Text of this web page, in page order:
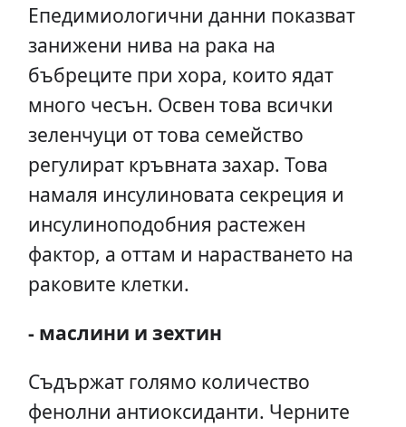
Епедимиологични данни показват
занижени нива на рака на
бъбреците при хора, които ядат
много чесън. Освен това всички
зеленчуци от това семейство
регулират кръвната захар. Това
намаля инсулиновата секреция и
инсулиноподобния растежен
фактор, а оттам и нарастването на
раковите клетки.
- маслини и зехтин
Съдържат голямо количество
фенолни антиоксиданти. Черните